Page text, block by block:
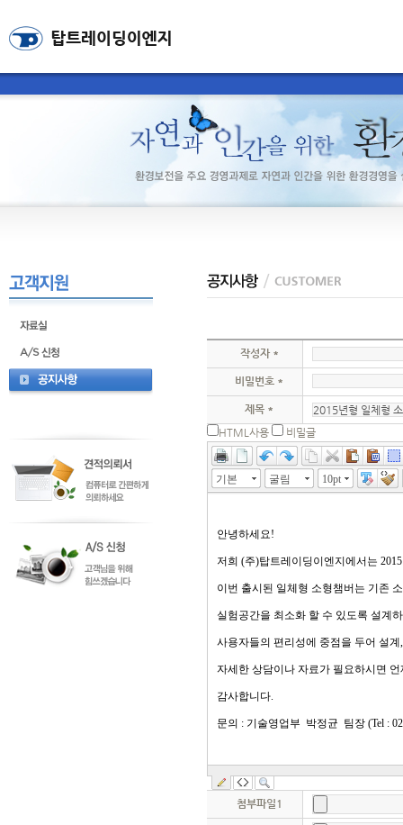
작성자 *
비밀번호 *
제목 *
HTML사용
비밀글
기본
굴림 10pt
첨부파일1